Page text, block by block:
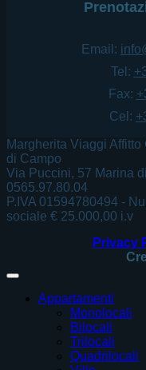
Email:
Tel:
Fax:
Cel:
Privacy
Margherita Viaggi
di Campo
Via Puccini, 57 Marina
0565.97.80.04
P.IVA 01594780494 -
sociale € 25.000,00 i.v
Appartamenti
Monolocali
Bilocali
Trilocali
Quadrilocali